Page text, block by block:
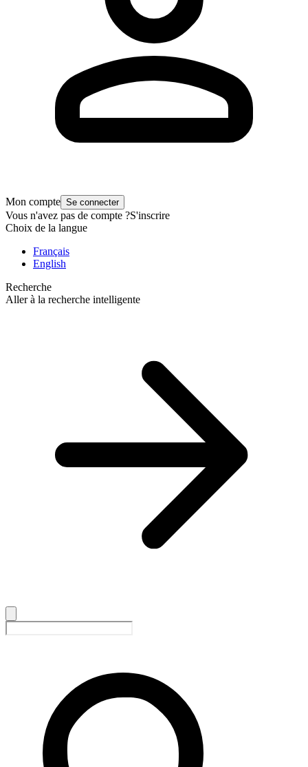
Mon compte Se connecter
Vous n'avez pas de compte ?S'inscrire
Choix de la langue
Français
English
Recherche
Aller à la recherche intelligente